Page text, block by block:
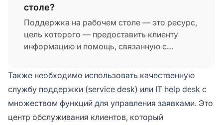
столе?
Поддержка на рабочем столе — это ресурс,
цель которого — предоставить клиенту
информацию и помощь, связанную с
организации. Обычно это техническая
поддержка, доступная через веб-сайт,
мессенджеры, электронную почту или
горячую линию.
Также необходимо использовать качественную
службу поддержки (service desk) или IT help desk с
множеством функций для управления заявками. Это
центр обслуживания клиентов, который